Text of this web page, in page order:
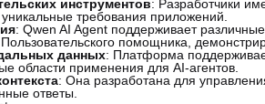
инструментов: Разработчики
требования приложений.
: Qwen AI Agent поддерживает
помощника,
данных: Платформа
области применения для AI-агентов.
: Она разработана для
ответы.